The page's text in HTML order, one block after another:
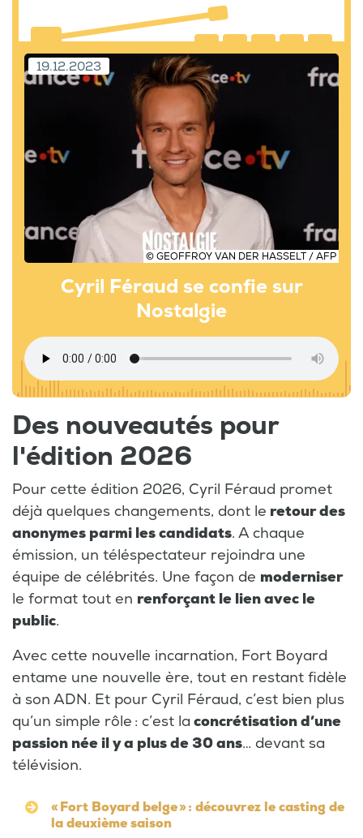
© GEOFFROY VAN DER HASSELT / AFP
19.12.2023
Cyril Féraud se confie sur
Nostalgie
Des nouveautés pour
l'édition 2026
Pour cette édition 2026, Cyril Féraud promet
déjà quelques changements, dont le retour des
anonymes parmi les candidats. A chaque
émission, un téléspectateur rejoindra une
équipe de célébrités. Une façon de moderniser
le format tout en renforçant le lien avec le
public.
Avec cette nouvelle incarnation, Fort Boyard
entame une nouvelle ère, tout en restant fidèle
à son ADN. Et pour Cyril Féraud, c’est bien plus
qu’un simple rôle : c’est la concrétisation d’une
passion née il y a plus de 30 ans… devant sa
télévision.
« Fort Boyard belge » : découvrez le casting de
la deuxième saison